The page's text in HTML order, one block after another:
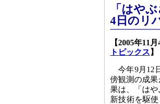
「はや
4日のリ
【2005年11月
トピックス 】
今年9月12
傍観測の成
果は、「は
新技術を駆